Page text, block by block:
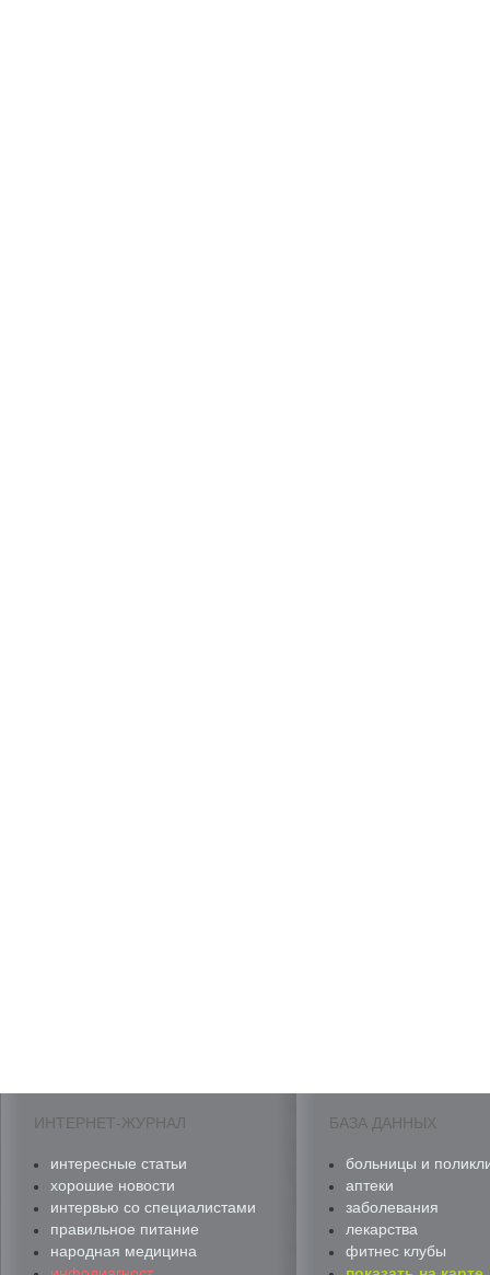
ИНТЕРНЕТ-ЖУРНАЛ
интересные статьи
хорошие новости
интервью со специалистами
правильное питание
народная медицина
БАЗА ДАННЫХ
больницы и
аптеки
заболевания
лекарства
фитнес клубы